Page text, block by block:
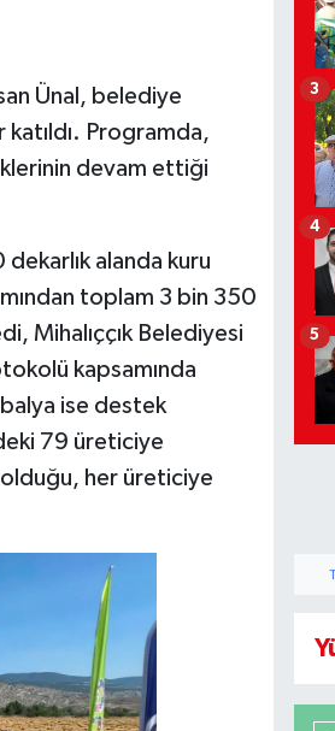
Ünal, belediye
Programda,
devam ettiği
alanda kuru
toplam 3 bin 350
Mihalıççık Belediyesi
kapsamında
ise destek
79 üreticiye
olduğu, her üreticiye
3
4
5